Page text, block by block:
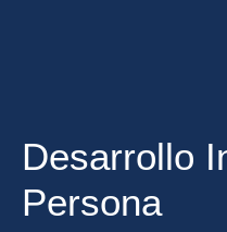
Desarrollo
Persona